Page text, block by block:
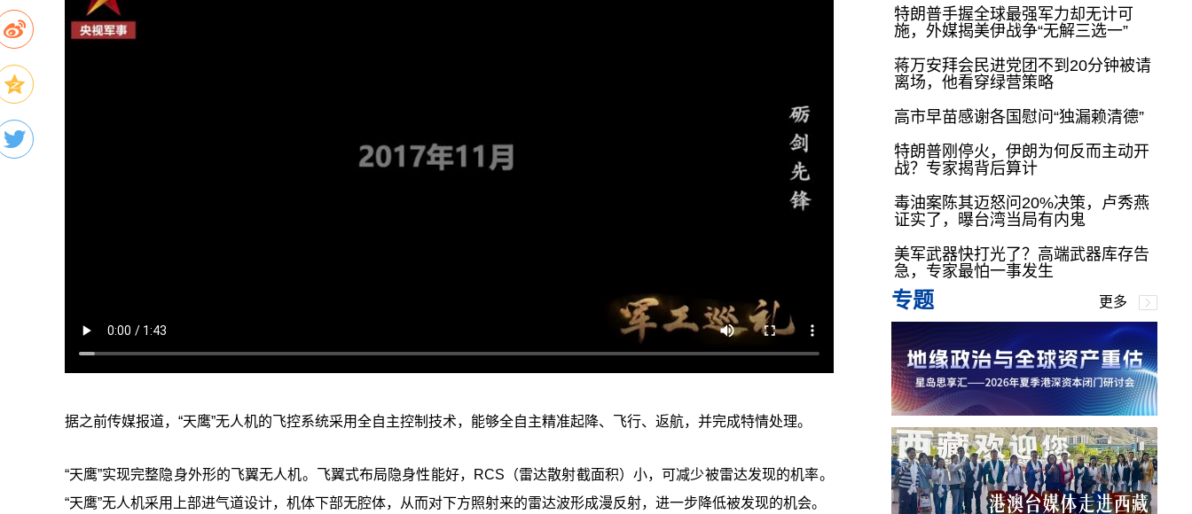
据之前传媒报道，“天鹰”无人机的飞控系统采用全自主控制技术，能够全自主精准起降、飞行、返航，并完成特情处理。
“天鹰”实现完整隐身外形的飞翼无人机。飞翼式布局隐身性能好，RCS（雷达散射截面积）小，可减少被雷达发现的机率。
“天鹰”无人机采用上部进气道设计，机体下部无腔体，从而对下方照射来的雷达波形成漫反射，进一步降低被发现的机会。
特朗普手握全球最强军力却无计可
施，外媒揭美伊战争“无解三选一”
蒋万安拜会民进党团不到20分钟被请
离场，他看穿绿营策略
高市早苗感谢各国慰问“独漏赖清德”
特朗普刚停火，伊朗为何反而主动开
战？专家揭背后算计
毒油案陈其迈怒问20%决策，卢秀燕
证实了，曝台湾当局有内鬼
美军武器快打光了？高端武器库存告
急，专家最怕一事发生
专题 更多